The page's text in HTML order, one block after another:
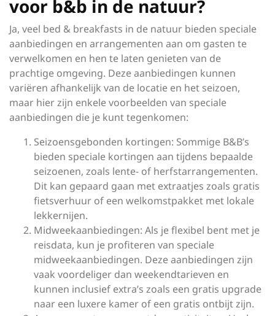
voor b&b in de natuur?
Ja, veel bed & breakfasts in de natuur bieden speciale
aanbiedingen en arrangementen aan om gasten te
verwelkomen en hen te laten genieten van de
prachtige omgeving. Deze aanbiedingen kunnen
variëren afhankelijk van de locatie en het seizoen,
maar hier zijn enkele voorbeelden van speciale
aanbiedingen die je kunt tegenkomen:
Seizoensgebonden kortingen: Sommige B&B’s
bieden speciale kortingen aan tijdens bepaalde
seizoenen, zoals lente- of herfstarrangementen.
Dit kan gepaard gaan met extraatjes zoals gratis
fietsverhuur of een welkomstpakket met lokale
lekkernijen.
Midweekaanbiedingen: Als je flexibel bent met je
reisdata, kun je profiteren van speciale
midweekaanbiedingen. Deze aanbiedingen zijn
vaak voordeliger dan weekendtarieven en
kunnen inclusief extra’s zoals een gratis upgrade
naar een luxere kamer of een gratis ontbijt zijn.